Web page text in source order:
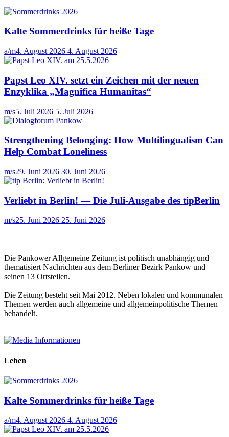
Kalte Sommerdrinks für heiße Tage
a/m4. August 2026 4. August 2026
Papst Leo XIV. setzt ein Zeichen mit der neuen
Enzyklika „Magnifica Humanitas“
m/s5. Juli 2026 5. Juli 2026
Strengthening Belonging: How Multilingualism Can
Help Combat Loneliness
m/s29. Juni 2026 30. Juni 2026
Verliebt in Berlin! — Die Juli-Ausgabe des tipBerlin
m/s25. Juni 2026 25. Juni 2026
Die Pankower Allgemeine Zeitung ist politisch unabhängig und
thematisiert Nachrichten aus dem Berliner Bezirk Pankow und
seinen 13 Ortsteilen.
Die Zeitung besteht seit Mai 2012. Neben lokalen und kommunalen
Themen werden auch allgemeine und allgemeinpolitische Themen
behandelt.
Leben
Kalte Sommerdrinks für heiße Tage
a/m4. August 2026 4. August 2026